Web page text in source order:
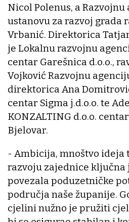
Nicol Polenus, a Razvojnu
ustanovu za razvoj grada
Vrbanić. Direktorica
je Lokalnu razvojnu
centar Garešnica d.o.o.,
Vojković Razvojnu
direktorica Ana
centar Sigma j.d.o.o. te
KONZALTING d.o.o.
Bjelovar.
- Ambicija, mnoštvo ideja
razvoju zajednice ključna
povezala poduzetničke
područja naše županije.
cjelini nužno je pružiti